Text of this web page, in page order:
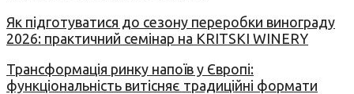
Як підготуватися до сезону переробки винограду
2026: практичний семінар на KRITSKI WINERY
Трансформація ринку напоїв у Європі:
функціональність витісняє традиційні формати